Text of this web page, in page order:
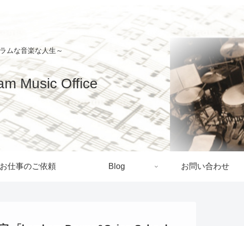
ラムな音楽な人生～
Music Office
お仕事のご依頼 Blog お問い合わせ